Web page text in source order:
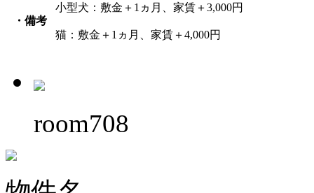
・備考
小型犬：敷金＋1ヵ月、家賃＋3,000円
猫：敷金＋1ヵ月、家賃＋4,000円
room708